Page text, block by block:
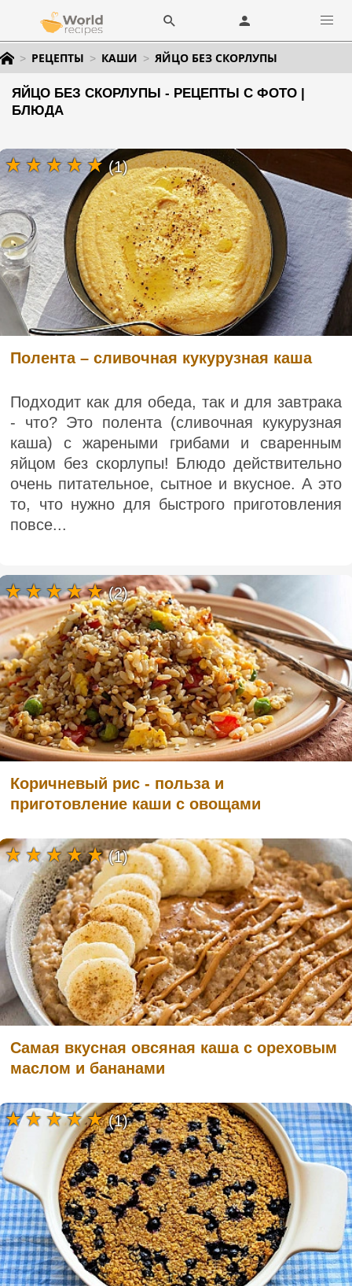
РЕЦЕПТЫ КАШИ ЯЙЦО БЕЗ СКОРЛУПЫ
ЯЙЦО БЕЗ СКОРЛУПЫ - РЕЦЕПТЫ С ФОТО |
БЛЮДА
Полента – сливочная кукурузная каша
Подходит как для обеда, так и для завтрака
- что? Это полента (сливочная кукурузная
каша) с жареными грибами и сваренным
яйцом без скорлупы! Блюдо действительно
очень питательное, сытное и вкусное. А это
то, что нужно для быстрого приготовления
повсе...
(1)
Коричневый рис - польза и
приготовление каши с овощами
(2)
Самая вкусная овсяная каша с ореховым
маслом и бананами
(1)
(1)